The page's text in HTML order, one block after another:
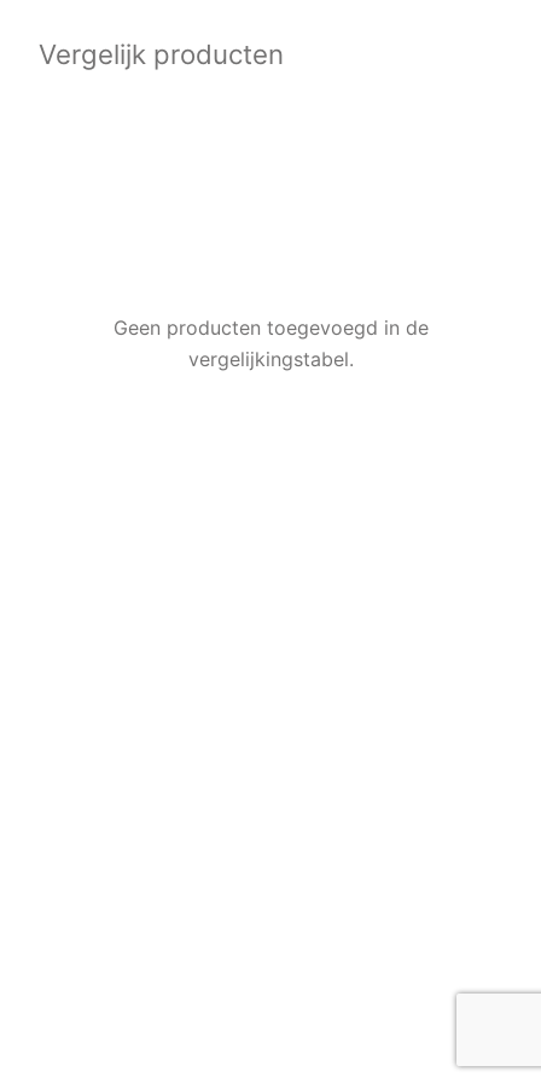
Vergelijk producten
Geen producten toegevoegd in de
vergelijkingstabel.